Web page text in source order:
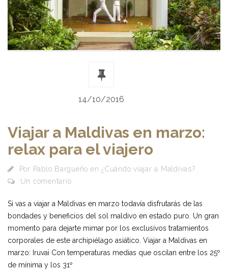
14/10/2016
Viajar a Maldivas en marzo:
relax para el viajero
Por Pablo Bargueño en ¿Cuándo viajar a Maldivas?
Un comentario
Si vas a viajar a Maldivas en marzo todavía disfrutarás de las
bondades y beneficios del sol maldivo en estado puro. Un gran
momento para dejarte mimar por los exclusivos tratamientos
corporales de este archipiélago asiático. Viajar a Maldivas en
marzo: Iruvai Con temperaturas medias que oscilan entre los 25º
de mínima y los 31º